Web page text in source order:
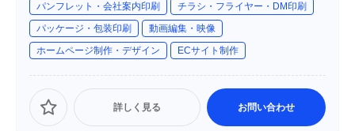
トの要望に応じた柔軟なサービスを展開しています。
パンフレット・会社案内印刷
チラシ・フライヤー・DM印刷
パッケージ・包装印刷
動画編集・映像
ホームページ制作・デザイン
ECサイト制作
詳しく見る お問い合わせ